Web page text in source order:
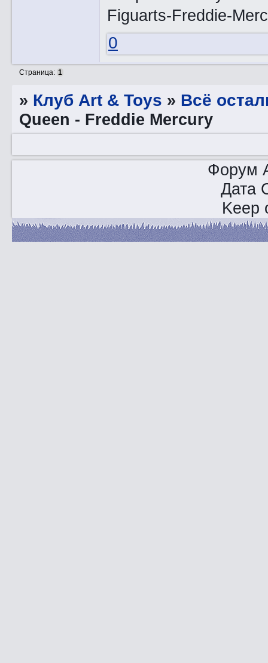
0
Страница: 1
» Клуб Art & Toys » Всё
Queen - Freddie Mercury
Форум
Дата
Keep